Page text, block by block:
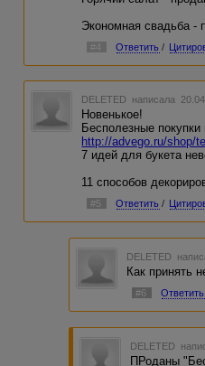
Экономная свадьба -
#4 Ответить /
DELETED написала
Новенькое!
Бесполезные
http://advego.ru/shop/
7 идей для букета
11 способов
#5 Ответить /
DELETED
Как принять
#6 Ответить
DELETED
ПРоданы